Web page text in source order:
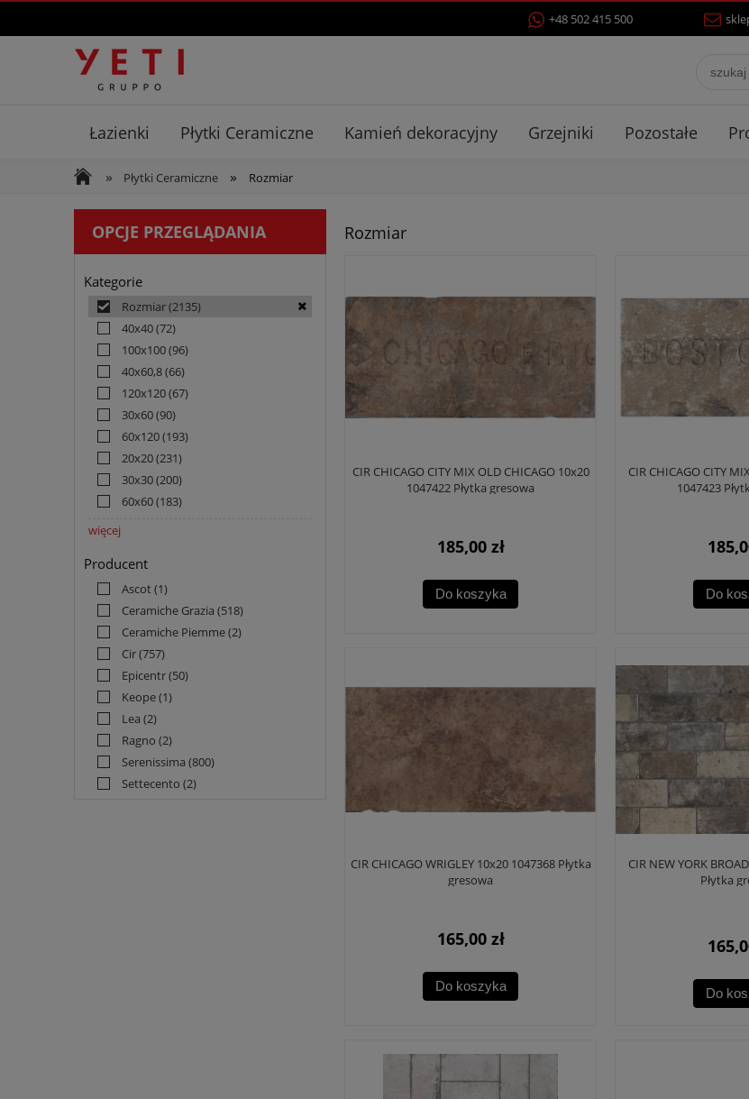
+48 502 415 500
Łazienki Płytki Ceramiczne Kamień dekoracyjny Grzejniki Pozostałe
» Płytki Ceramiczne » Rozmiar
OPCJE PRZEGLĄDANIA
Kategorie
Rozmiar(2135)
40x40(72)
100x100(96)
40x60,8(66)
120x120(67)
30x60(90)
60x120(193)
20x20(231)
30x30(200)
60x60(183)
więcej
Producent
Ascot (1)
Ceramiche Grazia (518)
Ceramiche Piemme(2)
Cir(757)
Epicentr(50)
Keope(1)
Lea (2)
Ragno (2)
Serenissima (800)
Settecento (2)
Rozmiar
CIR CHICAGO CITY MIX OLD CHICAGO 10x20
1047422 Płytka gresowa
185,00 zł
Do koszyka
CIR CHICAGO CITY
1047423
Do
CIR CHICAGO WRIGLEY 10x20 1047368 Płytka
gresowa
165,00 zł
Do koszyka
CIR NEW YORK
Płytka
Do